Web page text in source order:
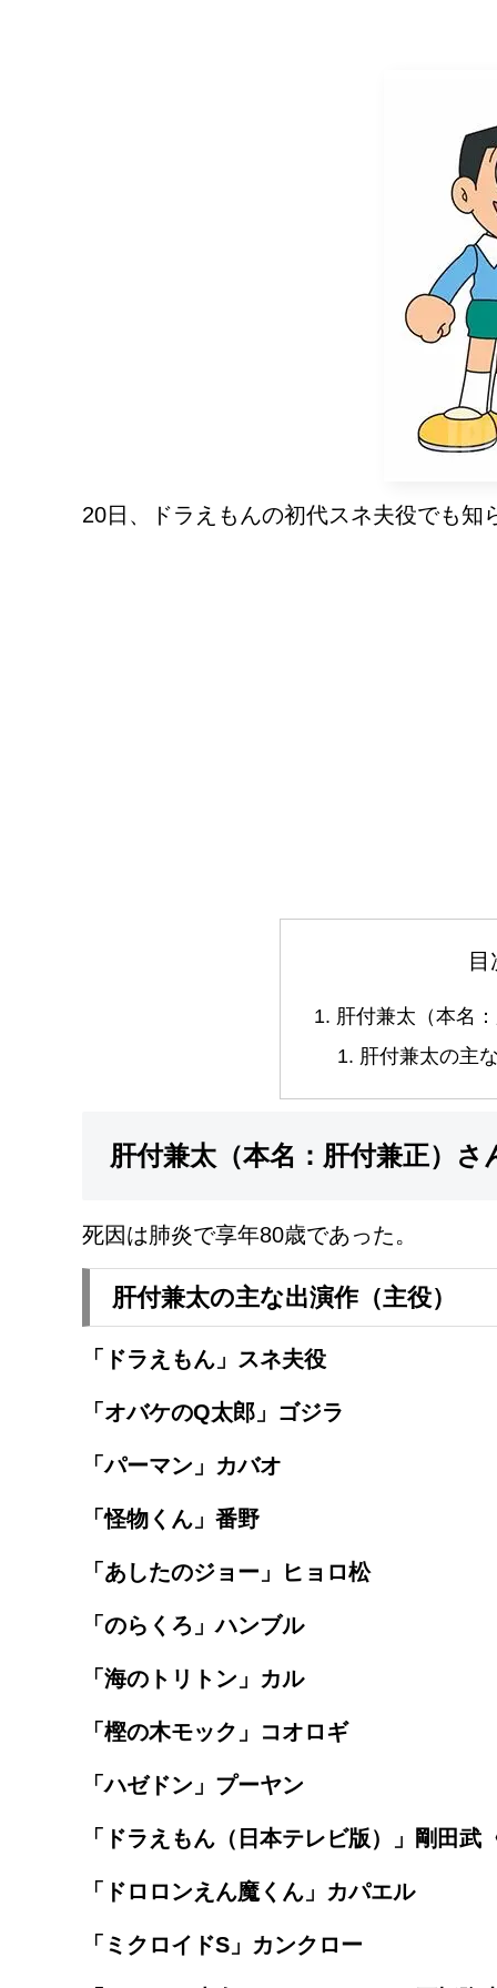
20日、ドラえもんの初代スネ夫役でも知
目
肝付兼太（本名
肝付兼太の主
肝付兼太（本名：肝付兼正）さ
死因は肺炎で享年80歳であった。
肝付兼太の主な出演作（主役）
「ドラえもん」スネ夫役
「オバケのQ太郎」ゴジラ
「パーマン」カバオ
「怪物くん」番野
「あしたのジョー」ヒョロ松
「のらくろ」ハンブル
「海のトリトン」カル
「樫の木モック」コオロギ
「ハゼドン」プーヤン
「ドラえもん（日本テレビ版）」剛田武
「ドロロンえん魔くん」カパエル
「ミクロイドS」カンクロー